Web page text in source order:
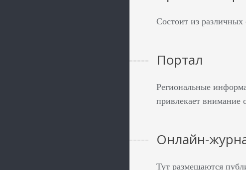
Состоит из
Портал
Региональные
привлекает внимание
Онлайн-
Тут размещаются